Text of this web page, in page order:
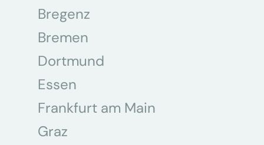
Bregenz
Bremen
Dortmund
Essen
Frankfurt am Main
Graz